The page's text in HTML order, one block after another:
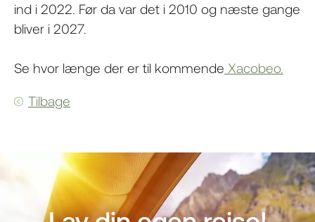
ind i 2022. Før da var det i 2010 og næste gange
bliver i 2027.
Se hvor længe der er til kommende Xacobeo.
Tilbage